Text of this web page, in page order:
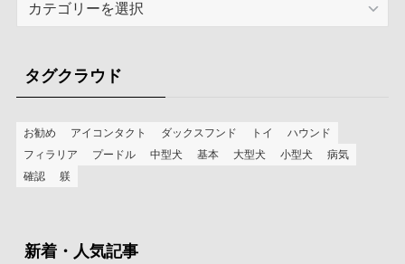
ー
タグクラウド
お勧め アイコンタクト ダックスフンド トイ
ハウンド
フィラリア
プードル 中型犬 基本 大型犬 小型犬
病気
確認
躾
新着・人気記事